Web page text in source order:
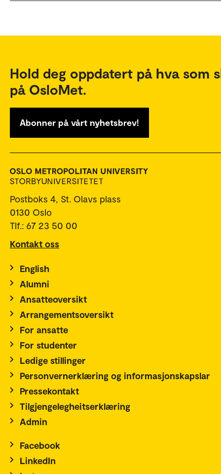
Hold deg oppdatert på hva som
på OsloMet.
Abonner på vårt nyhetsbrev!
Postboks 4, St. Olavs plass
0130 Oslo
Tlf.: 67 23 50 00
Kontakt oss
English
Alumni
Ansatteoversikt
Arrangementsoversikt
For ansatte
For studenter
Ledige stillinger
Personvernerklæring og informasjonskapslar
Pressekontakt
Tilgjengelegheitserklæring
Admin
Facebook
LinkedIn